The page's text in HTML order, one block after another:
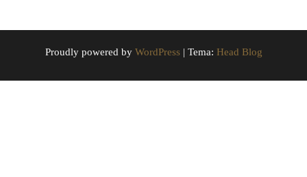
Proudly powered by WordPress | Tema: Head Blog